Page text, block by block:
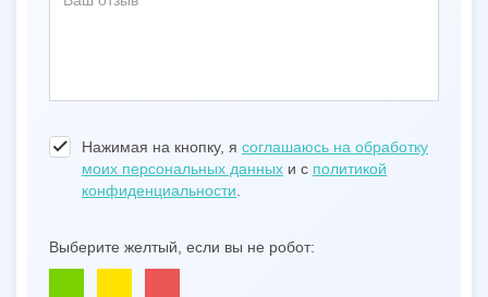
Нажимая на кнопку, я соглашаюсь на обработку
моих персональных данных и с политикой
конфиденциальности
Выберите желтый, если вы не робот: